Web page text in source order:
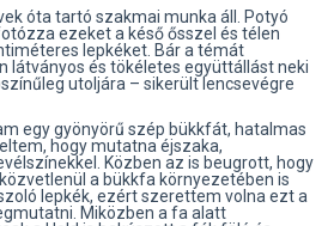
óta tartó szakmai munka áll. Potyó
ezeket a késő ősszel és télen
lepkéket. Bár a témát
látványos és tökéletes együttállást neki
utoljára – sikerült lencsevégre
egy gyönyörű szép bükkfát, hatalmas
hogy mutatna éjszaka,
Közben az is beugrott, hogy
a bükkfa környezetében is
lepkék, ezért szerettem volna ezt a
Miközben a fa alatt